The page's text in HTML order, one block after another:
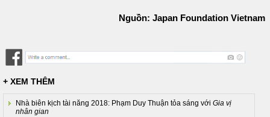
Nguồn: Japan Foundation Vietnam
+ XEM THÊM
Nhà biên kịch tài năng 2018: Phạm Duy Thuận tỏa sáng với Gia vị
nhân gian